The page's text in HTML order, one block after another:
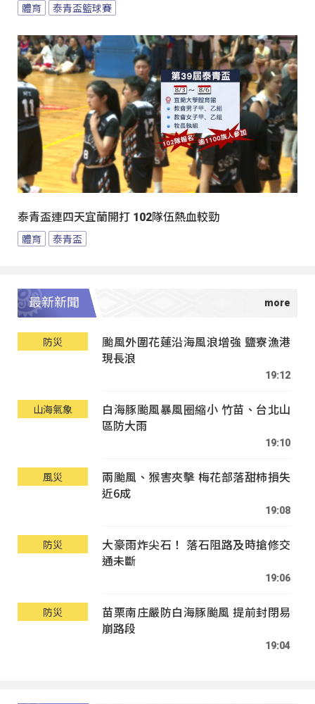
體育 泰青盃籃球賽
泰青盃連四天宜蘭開打 102隊伍熱血較勁
體育 泰青盃
最新新聞
防災
颱風外圍花蓮沿海風浪增強 鹽寮漁港
現長浪
19:12
山海氣象
白海豚颱風暴風圈縮小 竹苗、台北山
區防大雨
19:10
風災
兩颱風、猴害夾擊 梅花部落甜柿損失
近6成
19:08
防災
大豪雨炸尖石！ 落石阻路及時搶修交
通未斷
19:06
防災
苗栗南庄嚴防白海豚颱風 提前封閉易
崩路段
19:04